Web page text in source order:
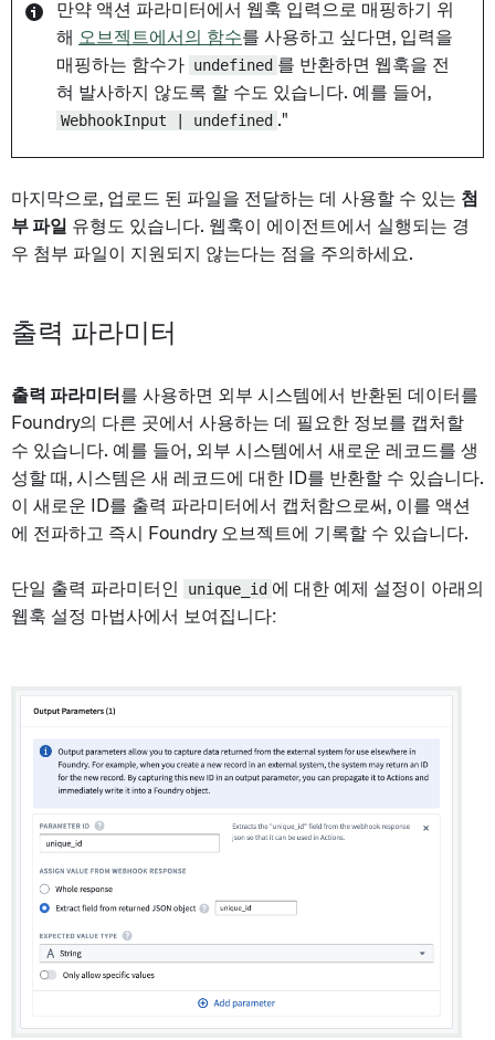
만약 액션 파라미터에서 웹훅 입력으로 매핑하기 위
해 오브젝트에서의 함수를 사용하고 싶다면, 입력을
매핑하는 함수가 undefined 를 반환하면 웹훅을 전
혀 발사하지 않도록 할 수도 있습니다. 예를 들어,
WebhookInput | undefined ."
마지막으로, 업로드 된 파일을 전달하는 데 사용할 수 있는 첨
부 파일 유형도 있습니다. 웹훅이 에이전트에서 실행되는 경
우 첨부 파일이 지원되지 않는다는 점을 주의하세요.
출력 파라미터
출력 파라미터 를 사용하면 외부 시스템에서 반환된 데이터를
Foundry의 다른 곳에서 사용하는 데 필요한 정보를 캡처할
수 있습니다. 예를 들어, 외부 시스템에서 새로운 레코드를 생
성할 때, 시스템은 새 레코드에 대한 ID를 반환할 수 있습니다.
이 새로운 ID를 출력 파라미터에서 캡처함으로써, 이를 액션
에 전파하고 즉시 Foundry 오브젝트에 기록할 수 있습니다.
단일 출력 파라미터인 unique_id 에 대한 예제 설정이 아래의
웹훅 설정 마법사에서 보여집니다: